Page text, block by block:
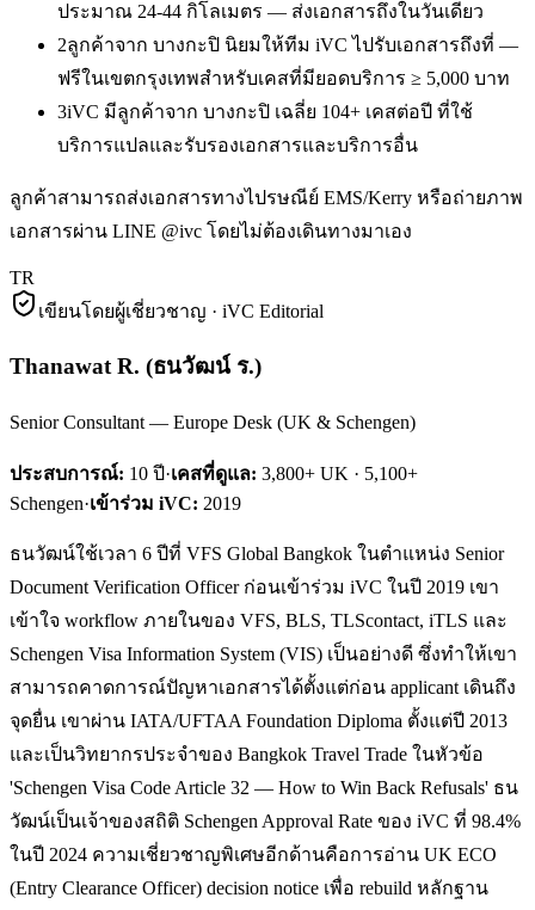
ประมาณ 24-44 กิโลเมตร — ส่งเอกสารถึงในวันเดียว
2ลูกค้าจาก บางกะปิ นิยมให้ทีม iVC ไปรับเอกสารถึงที่ —
ฟรีในเขตกรุงเทพสำหรับเคสที่มียอดบริการ ≥ 5,000 บาท
3iVC มีลูกค้าจาก บางกะปิ เฉลี่ย 104+ เคสต่อปี ที่ใช้
บริการแปลและรับรองเอกสารและบริการอื่น
ลูกค้าสามารถส่งเอกสารทางไปรษณีย์ EMS/Kerry หรือถ่ายภาพ
เอกสารผ่าน LINE @ivc โดยไม่ต้องเดินทางมาเอง
TR
เขียนโดยผู้เชี่ยวชาญ · iVC Editorial
Thanawat R. (ธนวัฒน์ ร.)
Senior Consultant — Europe Desk (UK & Schengen)
ประสบการณ์: 10 ปี·เคสที่ดูแล: 3,800+ UK · 5,100+
Schengen·เข้าร่วม iVC: 2019
ธนวัฒน์ใช้เวลา 6 ปีที่ VFS Global Bangkok ในตำแหน่ง Senior
Document Verification Officer ก่อนเข้าร่วม iVC ในปี 2019 เขา
เข้าใจ workflow ภายในของ VFS, BLS, TLScontact, iTLS และ
Schengen Visa Information System (VIS) เป็นอย่างดี ซึ่งทำให้เขา
สามารถคาดการณ์ปัญหาเอกสารได้ตั้งแต่ก่อน applicant เดินถึง
จุดยื่น เขาผ่าน IATA/UFTAA Foundation Diploma ตั้งแต่ปี 2013
และเป็นวิทยากรประจำของ Bangkok Travel Trade ในหัวข้อ
'Schengen Visa Code Article 32 — How to Win Back Refusals' ธน
วัฒน์เป็นเจ้าของสถิติ Schengen Approval Rate ของ iVC ที่ 98.4%
ในปี 2024 ความเชี่ยวชาญพิเศษอีกด้านคือการอ่าน UK ECO
(Entry Clearance Officer) decision notice เพื่อ rebuild หลักฐาน